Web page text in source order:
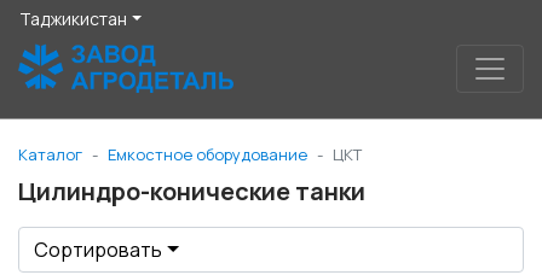
Таджикистан
Каталог Емкостное оборудование ЦКТ
Цилиндро-конические танки
Сортировать